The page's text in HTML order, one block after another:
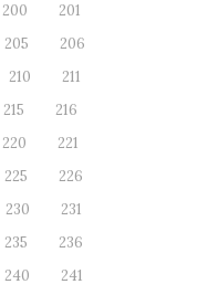
200
201
205
206
210
211
215
216
220
221
225
226
230
231
235
236
240
241